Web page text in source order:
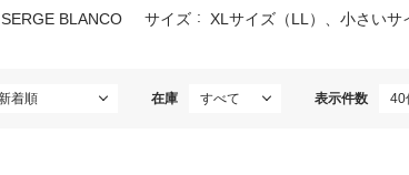
SERGE BLANCO サイズ XLサイズ（LL）、小さいサ
在庫 表示件数